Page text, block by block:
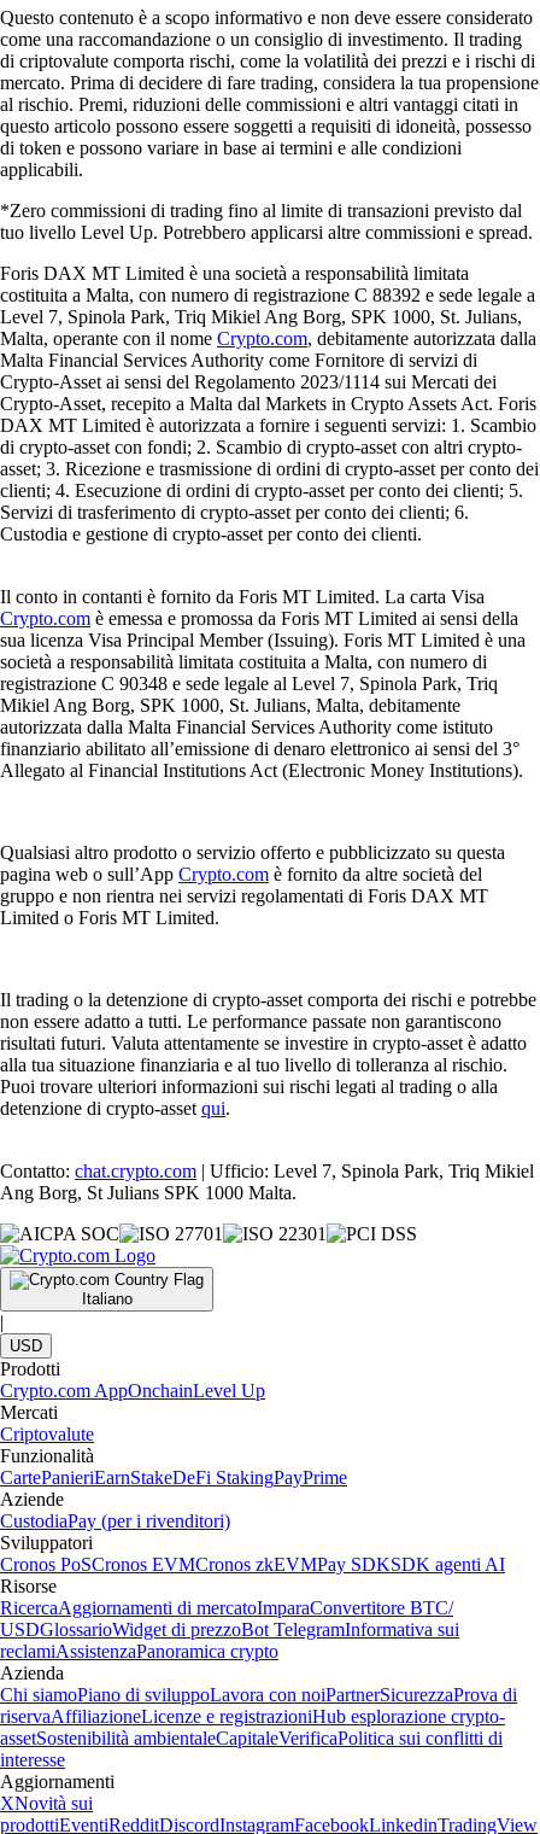
Questo contenuto è a scopo informativo e non deve essere considerato
come una raccomandazione o un consiglio di investimento. Il trading
di criptovalute comporta rischi, come la volatilità dei prezzi e i rischi di
mercato. Prima di decidere di fare trading, considera la tua propensione
al rischio. Premi, riduzioni delle commissioni e altri vantaggi citati in
questo articolo possono essere soggetti a requisiti di idoneità, possesso
di token e possono variare in base ai termini e alle condizioni
applicabili.
*Zero commissioni di trading fino al limite di transazioni previsto dal
tuo livello Level Up. Potrebbero applicarsi altre commissioni e spread.
Foris DAX MT Limited è una società a responsabilità limitata
costituita a Malta, con numero di registrazione C 88392 e sede legale a
Level 7, Spinola Park, Triq Mikiel Ang Borg, SPK 1000, St. Julians,
Malta, operante con il nome Crypto.com, debitamente autorizzata dalla
Malta Financial Services Authority come Fornitore di servizi di
Crypto-Asset ai sensi del Regolamento 2023/1114 sui Mercati dei
Crypto-Asset, recepito a Malta dal Markets in Crypto Assets Act. Foris
DAX MT Limited è autorizzata a fornire i seguenti servizi: 1. Scambio
di crypto-asset con fondi; 2. Scambio di crypto-asset con altri crypto-
asset; 3. Ricezione e trasmissione di ordini di crypto-asset per conto dei
clienti; 4. Esecuzione di ordini di crypto-asset per conto dei clienti; 5.
Servizi di trasferimento di crypto-asset per conto dei clienti; 6.
Custodia e gestione di crypto-asset per conto dei clienti.
Il conto in contanti è fornito da Foris MT Limited. La carta Visa
Crypto.com è emessa e promossa da Foris MT Limited ai sensi della
sua licenza Visa Principal Member (Issuing). Foris MT Limited è una
società a responsabilità limitata costituita a Malta, con numero di
registrazione C 90348 e sede legale al Level 7, Spinola Park, Triq
Mikiel Ang Borg, SPK 1000, St. Julians, Malta, debitamente
autorizzata dalla Malta Financial Services Authority come istituto
finanziario abilitato all’emissione di denaro elettronico ai sensi del 3°
Allegato al Financial Institutions Act (Electronic Money Institutions).
Qualsiasi altro prodotto o servizio offerto e pubblicizzato su questa
pagina web o sull’App Crypto.com è fornito da altre società del
gruppo e non rientra nei servizi regolamentati di Foris DAX MT
Limited o Foris MT Limited.
Il trading o la detenzione di crypto-asset comporta dei rischi e potrebbe
non essere adatto a tutti. Le performance passate non garantiscono
risultati futuri. Valuta attentamente se investire in crypto-asset è adatto
alla tua situazione finanziaria e al tuo livello di tolleranza al rischio.
Puoi trovare ulteriori informazioni sui rischi legati al trading o alla
detenzione di crypto-asset qui.
Contatto: chat.crypto.com | Ufficio: Level 7, Spinola Park, Triq Mikiel
Ang Borg, St Julians SPK 1000 Malta.
Italiano
|
USD
Prodotti
Crypto.com AppOnchainLevel Up
Mercati
Criptovalute
Funzionalità
CartePanieriEarnStakeDeFi StakingPayPrime
Aziende
CustodiaPay (per i rivenditori)
Sviluppatori
Cronos PoSCronos EVMCronos zkEVMPay SDKSDK agenti AI
Risorse
RicercaAggiornamenti di mercatoImparaConvertitore BTC/
USDGlossarioWidget di prezzoBot TelegramInformativa sui
reclamiAssistenzaPanoramica crypto
Azienda
Chi siamoPiano di sviluppoLavora con noiPartnerSicurezzaProva di
riservaAffiliazioneLicenze e registrazioniHub esplorazione crypto-
assetSostenibilità ambientaleCapitaleVerificaPolitica sui conflitti di
interesse
Aggiornamenti
XNovità sui
prodottiEventiRedditDiscordInstagramFacebookLinkedinTradingView